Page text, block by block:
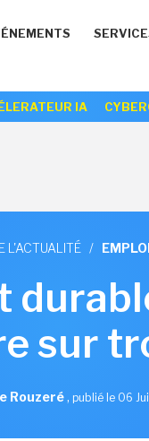
IA
L'ACTUALITÉ /
sur
Rouzeré, publié le 06